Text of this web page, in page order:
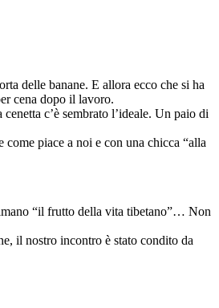
delle banane. E allora ecco che si ha
cena dopo il lavoro.
c’è sembrato l’ideale. Un paio di
piace a noi e con una chicca “alla
“il frutto della vita tibetano”… Non
il nostro incontro è stato condito da